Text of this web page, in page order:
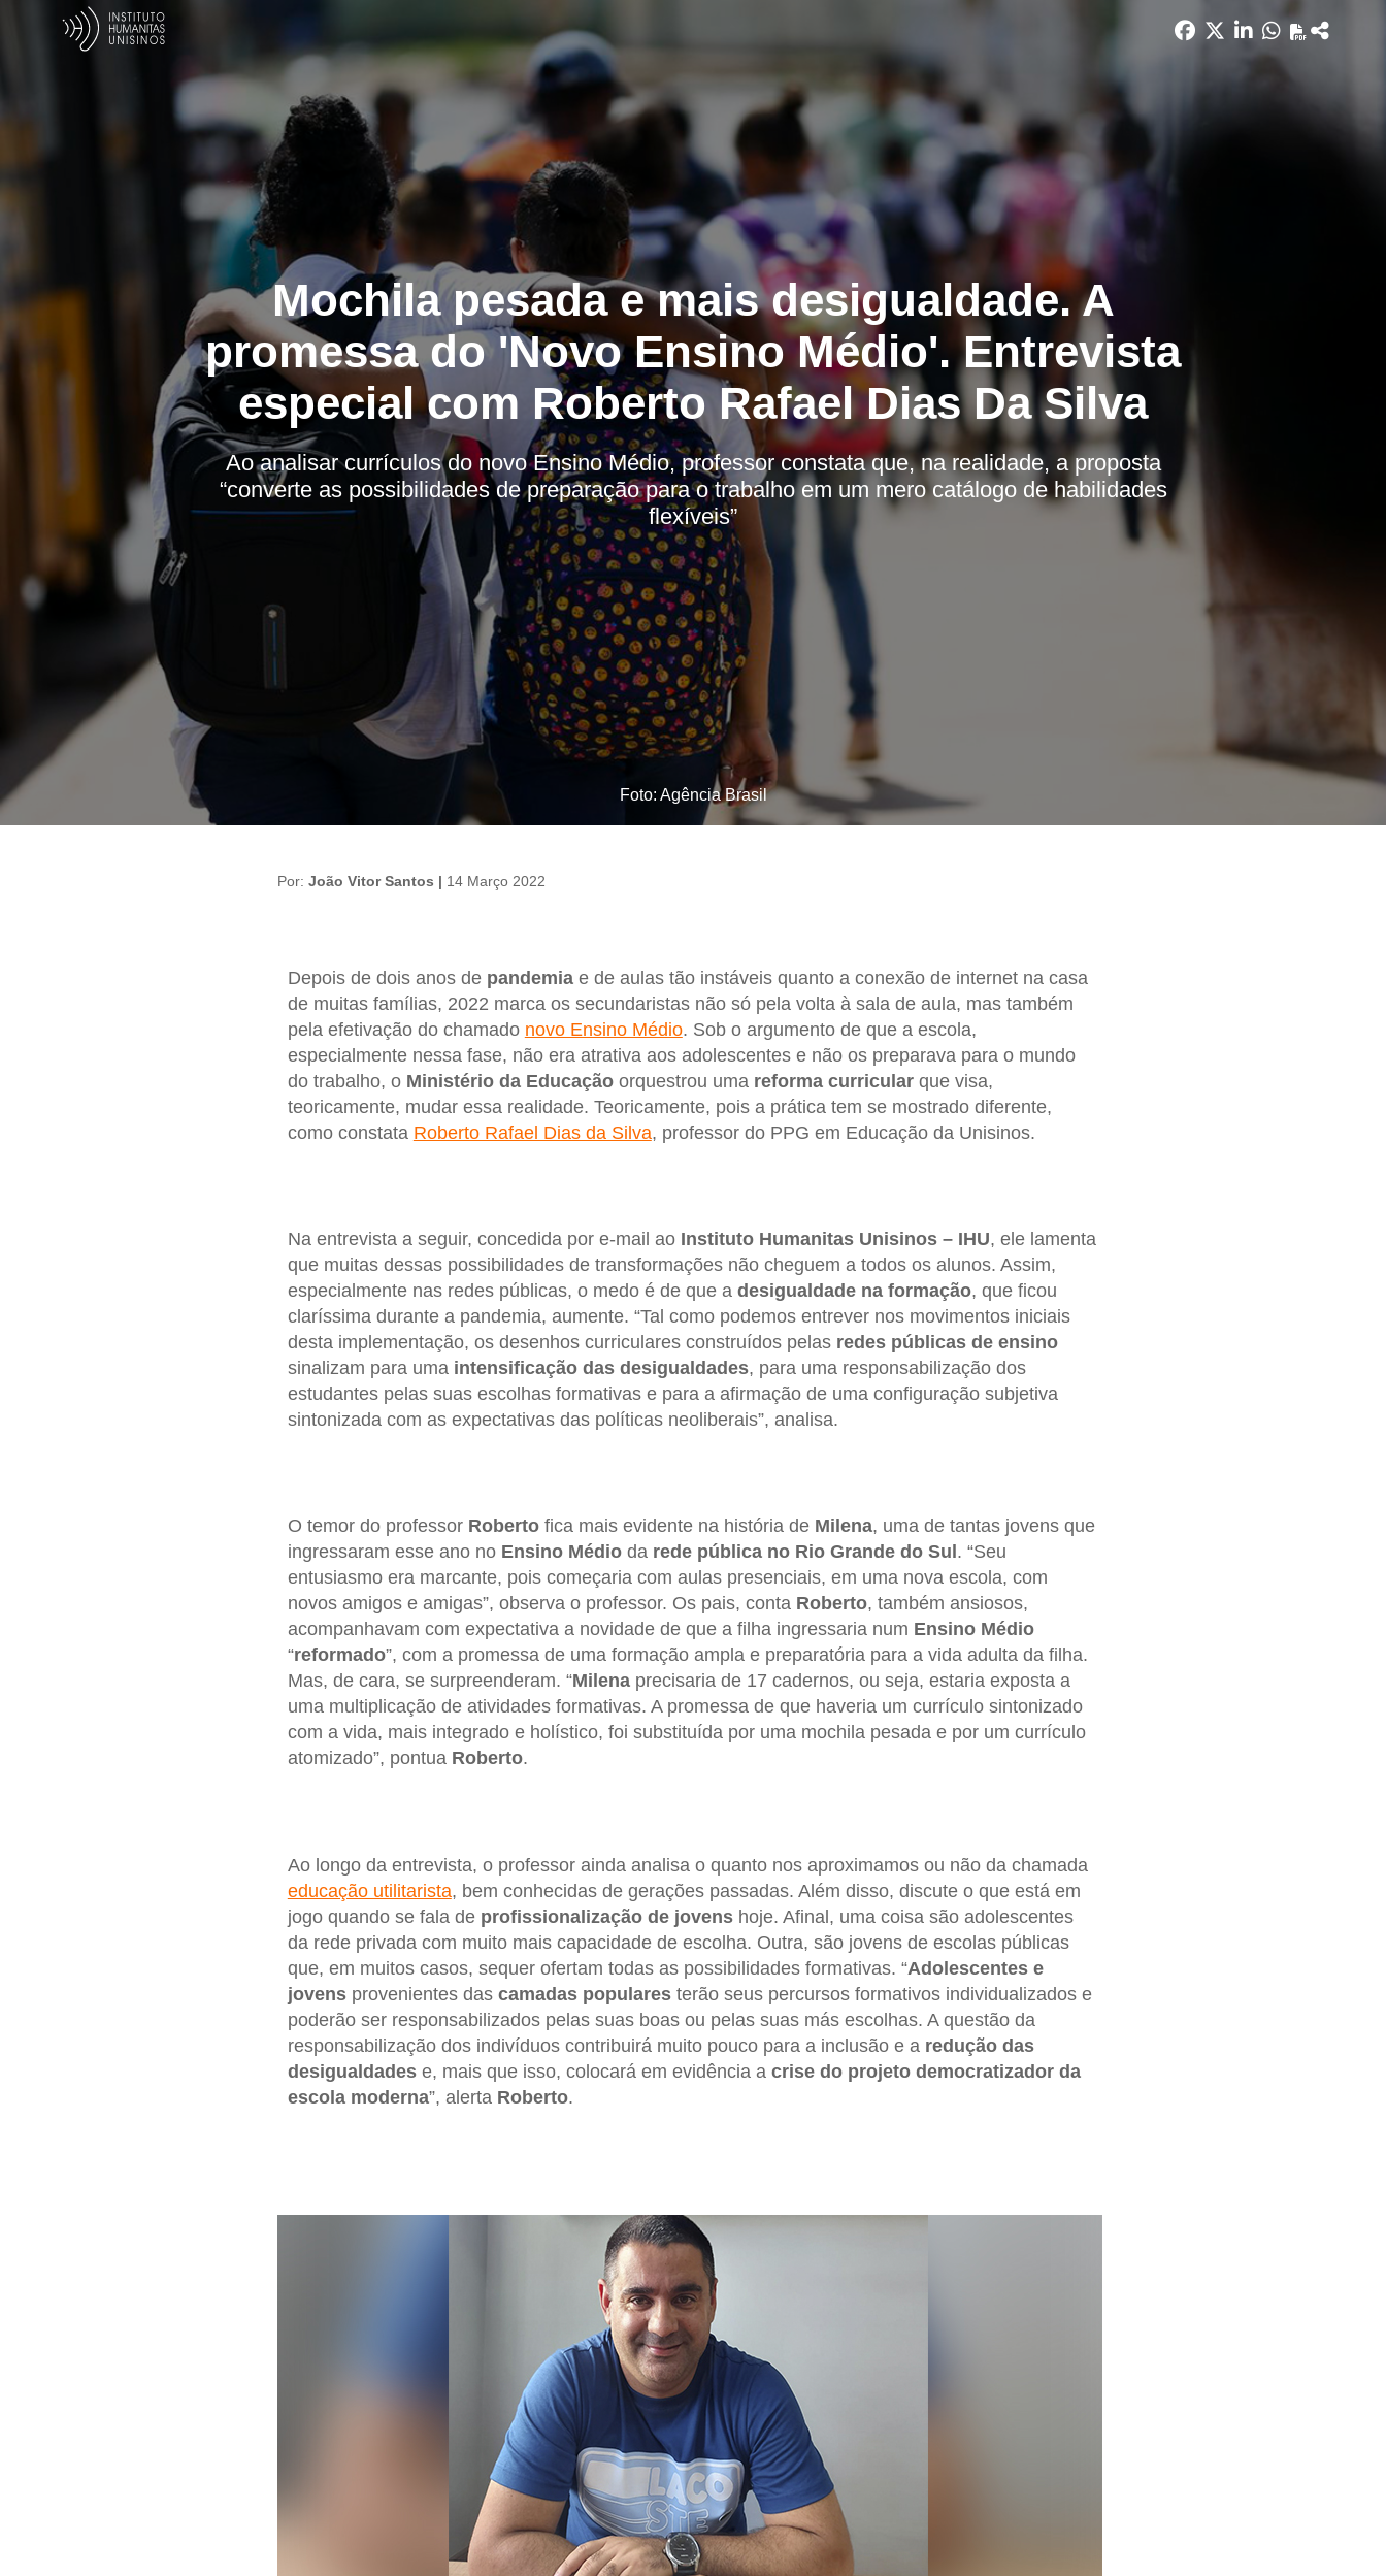
Mochila pesada e mais desigualdade. A
promessa do 'Novo Ensino Médio'. Entrevista
especial com Roberto Rafael Dias Da Silva
Ao analisar currículos do novo Ensino Médio, professor constata que, na realidade, a proposta
“converte as possibilidades de preparação para o trabalho em um mero catálogo de habilidades
flexíveis”
Foto: Agência Brasil
Por: João Vitor Santos | 14 Março 2022
Depois de dois anos de pandemiae de aulas tão instáveis quanto a conexão de internet na casa
de muitas famílias, 2022 marca os secundaristas não só pela volta à sala de aula, mas também
pela efetivação do chamado novo Ensino Médio. Sob o argumento de que a escola,
especialmente nessa fase, não era atrativa aos adolescentes e não os preparava para o mundo
do trabalho, o Ministério da Educaçãoorquestrou uma reforma curricularque visa,
teoricamente, mudar essa realidade. Teoricamente, pois a prática tem se mostrado diferente,
como constata Roberto Rafael Dias da Silva, professor do PPG em Educação da Unisinos.
Na entrevista a seguir, concedida por e-mail ao Instituto Humanitas Unisinos – IHU, ele lamenta
que muitas dessas possibilidades de transformações não cheguem a todos os alunos. Assim,
especialmente nas redes públicas, o medo é de que a desigualdade na formação, que ficou
claríssima durante a pandemia, aumente. “Tal como podemos entrever nos movimentos iniciais
desta implementação, os desenhos curriculares construídos pelas redes públicas de ensino
sinalizam para uma intensificação das desigualdades, para uma responsabilização dos
estudantes pelas suas escolhas formativas e para a afirmação de uma configuração subjetiva
sintonizada com as expectativas das políticas neoliberais”, analisa.
O temor do professor Robertofica mais evidente na história de Milena, uma de tantas jovens que
ingressaram esse ano no Ensino Médioda rede pública no Rio Grande do Sul . “Seu
entusiasmo era marcante, pois começaria com aulas presenciais, em uma nova escola, com
novos amigos e amigas”, observa o professor. Os pais, conta Roberto, também ansiosos,
acompanhavam com expectativa a novidade de que a filha ingressaria num Ensino Médio
“reformado”, com a promessa de uma formação ampla e preparatória para a vida adulta da filha.
Mas, de cara, se surpreenderam. “Milenaprecisaria de 17 cadernos, ou seja, estaria exposta a
uma multiplicação de atividades formativas. A promessa de que haveria um currículo sintonizado
com a vida, mais integrado e holístico, foi substituída por uma mochila pesada e por um currículo
atomizado”, pontua Roberto.
Ao longo da entrevista, o professor ainda analisa o quanto nos aproximamos ou não da chamada
educação utilitarista, bem conhecidas de gerações passadas. Além disso, discute o que está em
jogo quando se fala de profissionalização de jovenshoje. Afinal, uma coisa são adolescentes
da rede privada com muito mais capacidade de escolha. Outra, são jovens de escolas públicas
que, em muitos casos, sequer ofertam todas as possibilidades formativas. “Adolescentes e
jovensprovenientes das camadas popularesterão seus percursos formativos individualizados e
poderão ser responsabilizados pelas suas boas ou pelas suas más escolhas. A questão da
responsabilização dos indivíduos contribuirá muito pouco para a inclusão e a redução das
desigualdadese, mais que isso, colocará em evidência a crise do projeto democratizador da
escola moderna”, alerta Roberto.